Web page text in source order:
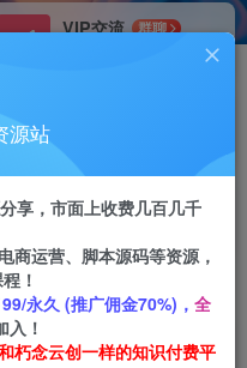
VIP交流
群聊
研究探讨更多创业项目路子。
APP下载
GO
2023新版，高效管
源站
享，市面上收费几百几千
商运营、脚本源码等资源，
！
永久 (推广佣金70%)， 全
入！
朽念云创一样的知识付费平